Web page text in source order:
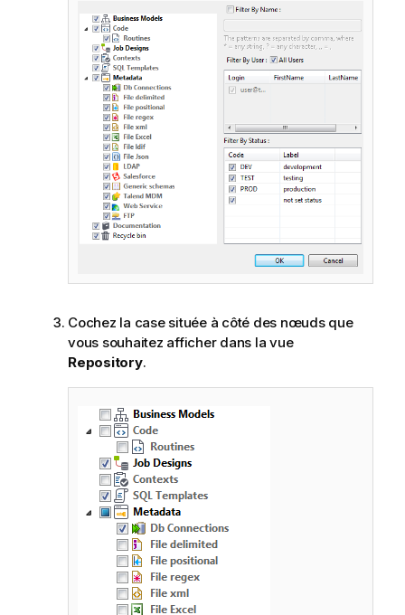
Cochez la case située à côté des nœuds que
vous souhaitez afficher dans la vue
Repository.